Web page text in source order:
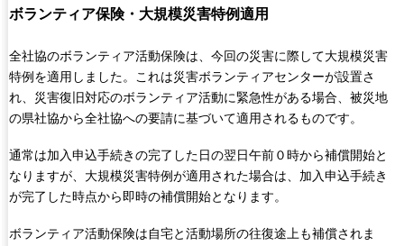
e
n
a
l
)
ボランティア保険・大規模災害特例適用
全社協のボランティア活動保険は、今回の災害に際して大規模災害
特例を適用しました。これは災害ボランティアセンターが設置さ
れ、災害復旧対応のボランティア活動に緊急性がある場合、被災地
の県社協から全社協への要請に基づいて適用されるものです。
通常は加入申込手続きの完了した日の翌日午前０時から補償開始と
なりますが、大規模災害特例が適用された場合は、加入申込手続き
が完了した時点から即時の補償開始となります。
ボランティア活動保険は自宅と活動場所の往復途上も補償されま